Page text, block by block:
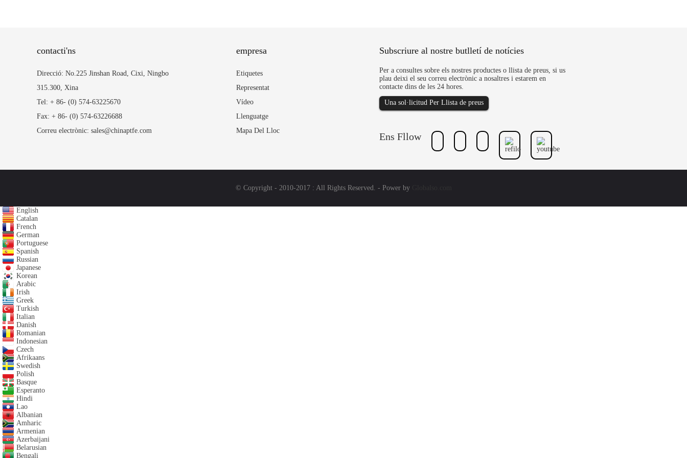
contacti'ns
Direcció: No.225 Jinshan Road, Cixi, Ningbo
315.300, Xina
Tel: + 86- (0) 574-63225670
Fax: + 86- (0) 574-63226688
Correu electrònic: sales@chinaptfe.com
empresa
Etiquetes
Representat
Vídeo
Llenguatge
Mapa Del Lloc
Subscriure al nostre butlletí de notícies
Per a consultes sobre els nostres productes o llista de preus, si us
plau deixi el seu correu electrònic a nosaltres i estarem en
contacte dins de les 24 hores.
Una sol·licitud Per Llista de preus
Ens Fllow
© Copyright - 2010-2017 : All Rights Reserved. - Power by
English
Catalan
French
German
Portuguese
Spanish
Russian
Japanese
Korean
Arabic
Irish
Greek
Turkish
Italian
Danish
Romanian
Indonesian
Czech
Afrikaans
Swedish
Polish
Basque
Esperanto
Hindi
Lao
Albanian
Amharic
Armenian
Azerbaijani
Belarusian
Bengali